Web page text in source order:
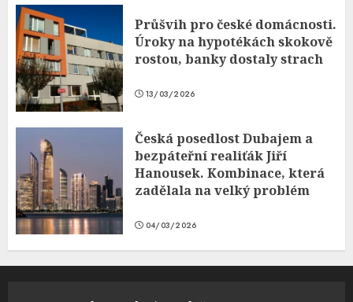
Průšvih pro české domácnosti.
Úroky na hypotékách skokově
rostou, banky dostaly strach
13/03/2026
Česká posedlost Dubajem a
bezpáteřní realiťák Jiří
Hanousek. Kombinace, která
zadělala na velký problém
04/03/2026